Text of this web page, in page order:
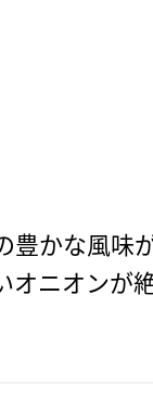
かな風味が
オニオンが